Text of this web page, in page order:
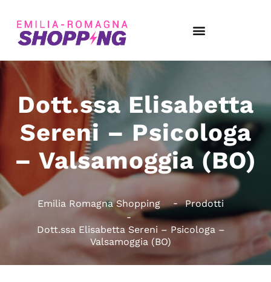
Dott.ssa Elisabetta
Sereni – Psicologa
– Valsamoggia (BO)
Emilia Romagna Shopping Prodotti
Dott.ssa Elisabetta Sereni – Psicologa –
Valsamoggia (BO)